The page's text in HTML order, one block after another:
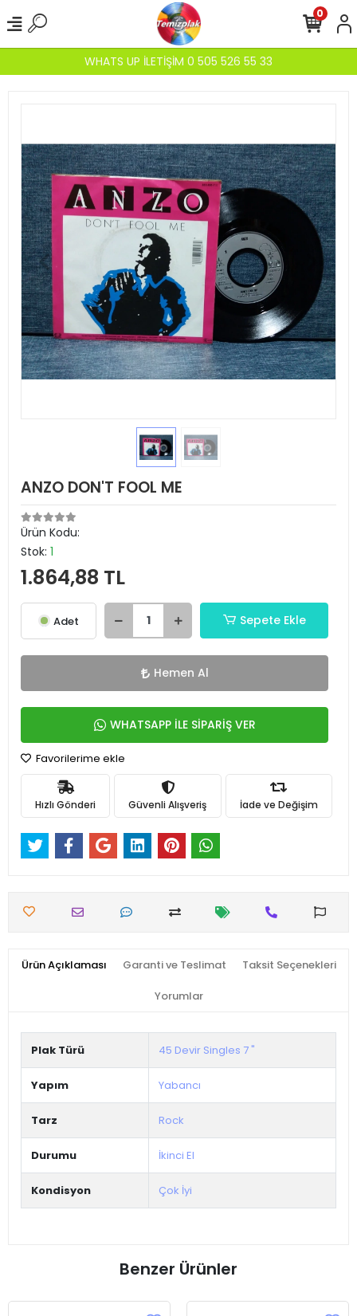
WHATS UP İLETİŞİM 0 505 526 55 33
0
ANZO DON'T FOOL ME
Ürün Kodu:
Stok: 1
1.864,88 TL
Adet Sepete Ekle
Hemen Al
WHATSAPP İLE SİPARİŞ VER
Favorilerime ekle
Hızlı Gönderi Güvenli Alışveriş İade ve Değişim
Ürün Açıklaması Garanti ve Teslimat Taksit Seçenekleri
Yorumlar
Plak Türü 45 Devir Singles 7 "
Yapım Yabancı
Tarz Rock
Durumu İkinci El
Kondisyon Çok İyi
Benzer Ürünler